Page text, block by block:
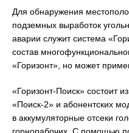
Для обнаружения
подземных выработок
аварии служит система
состав
«Горизонт», но может
«Горизонт-Поиск» состоит
«Поиск-2» и абонентских
в аккумуляторные отсеки